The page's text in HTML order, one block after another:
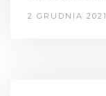
2 GRUDNIA 2021